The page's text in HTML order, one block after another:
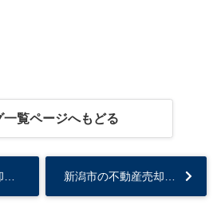
一覧ページへもどる